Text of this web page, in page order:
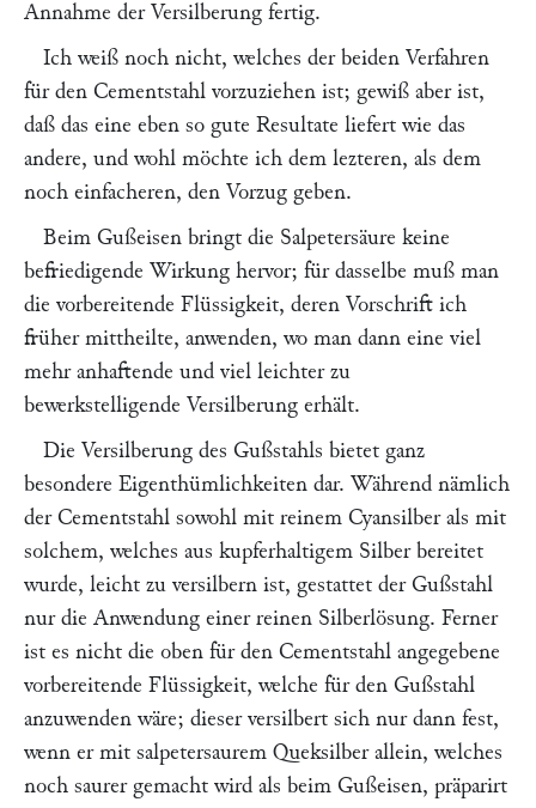
Annahme der Versilberung fertig.
Ich weiß noch nicht, welches der beiden Verfahren
für den Cementstahl vorzuziehen ist; gewiß aber ist,
daß das eine eben so gute Resultate liefert wie das
andere, und wohl möchte ich dem lezteren, als dem
noch einfacheren, den Vorzug geben.
Beim Gußeisen bringt die Salpetersäure keine
befriedigende Wirkung hervor; für dasselbe muß man
die vorbereitende Flüssigkeit, deren Vorschrift ich
früher mittheilte, anwenden, wo man dann eine viel
mehr anhaftende und viel leichter zu
bewerkstelligende Versilberung erhält.
Die Versilberung des Gußstahls bietet ganz
besondere Eigenthümlichkeiten dar. Während nämlich
der Cementstahl sowohl mit reinem Cyansilber als mit
solchem, welches aus kupferhaltigem Silber bereitet
wurde, leicht zu versilbern ist, gestattet der Gußstahl
nur die Anwendung einer reinen Silberlösung. Ferner
ist es nicht die oben für den Cementstahl angegebene
vorbereitende Flüssigkeit, welche für den Gußstahl
anzuwenden wäre; dieser versilbert sich nur dann fest,
wenn er mit salpetersaurem Queksilber allein, welches
noch saurer gemacht wird als beim Gußeisen, präparirt